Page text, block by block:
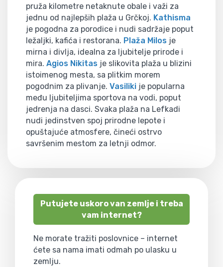
pruža kilometre netaknute obale i važi za
jednu od najlepših plaža u Grčkoj. Kathisma
je pogodna za porodice i nudi sadržaje poput
ležaljki, kafića i restorana. Plaža Milos je
mirna i divlja, idealna za ljubitelje prirode i
mira. Agios Nikitas je slikovita plaža u blizini
istoimenog mesta, sa plitkim morem
pogodnim za plivanje. Vasiliki je popularna
među ljubiteljima sportova na vodi, poput
jedrenja na dasci. Svaka plaža na Lefkadi
nudi jedinstven spoj prirodne lepote i
opuštajuće atmosfere, čineći ostrvo
savršenim mestom za letnji odmor.
Putujete uskoro van zemlje i treba
vam internet?
Ne morate tražiti poslovnice – internet
ćete sa nama imati odmah po ulasku u
zemlju.